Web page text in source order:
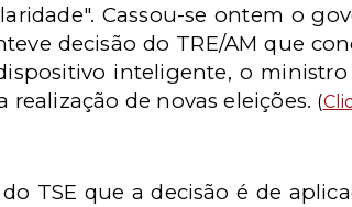
Cassou-se ontem o
decisão do TRE/AM que
inteligente, o
de novas eleições. (
TSE que a decisão é de